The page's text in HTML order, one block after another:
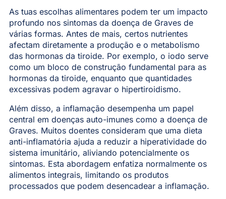
As tuas escolhas alimentares podem ter um impacto
profundo nos sintomas da doença de Graves de
várias formas. Antes de mais, certos nutrientes
afectam diretamente a produção e o metabolismo
das hormonas da tiroide. Por exemplo, o iodo serve
como um bloco de construção fundamental para as
hormonas da tiroide, enquanto que quantidades
excessivas podem agravar o hipertiroidismo.
Além disso, a inflamação desempenha um papel
central em doenças auto-imunes como a doença de
Graves. Muitos doentes consideram que uma dieta
anti-inflamatória ajuda a reduzir a hiperatividade do
sistema imunitário, aliviando potencialmente os
sintomas. Esta abordagem enfatiza normalmente os
alimentos integrais, limitando os produtos
processados que podem desencadear a inflamação.